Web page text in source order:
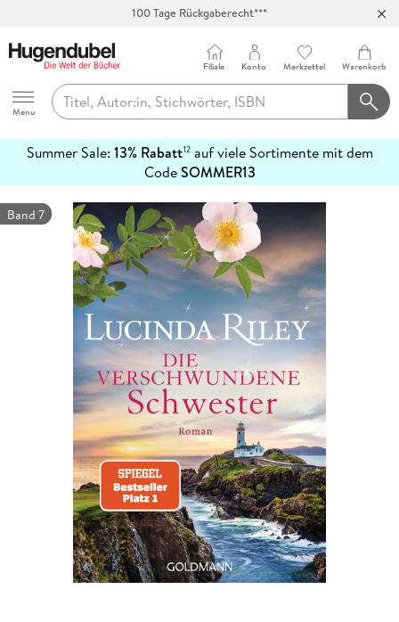
Hugendubel
Menu
Filiale Konto Merkzettel Warenkorb
Summer Sale: 13% Rabatt12auf viele Sortimente mit dem
CodeSOMMER13
erfahren
Band 7